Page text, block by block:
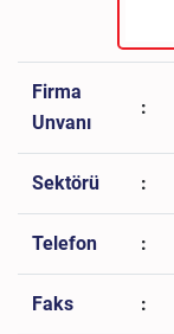
Firma
Unvanı
:
Sektörü :
Telefon :
Faks :